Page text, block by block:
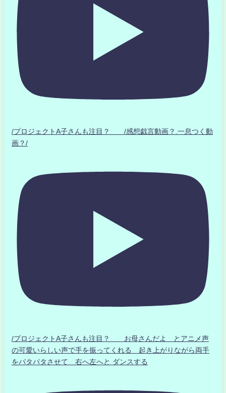
/プロジェクトA子さんも注目？ /感想戯言動画？.一息つく動
画？/
/プロジェクトA子さんも注目？ お母さんだよ とアニメ声
の可愛いらしい声で手を振ってくれる 起き上がりながら両手
をパタパタさせて 右へ左へと ダンスする